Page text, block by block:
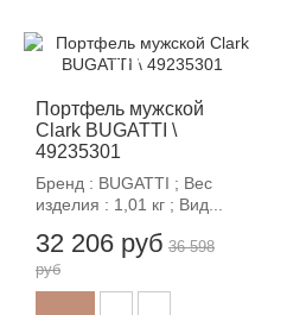
Портфель мужской
Clark BUGATTI \
49235301
Бренд : BUGATTI ; Вес
изделия : 1,01 кг ; Вид...
32 206 руб
-12%
36 598
руб